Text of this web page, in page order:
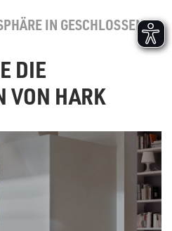
IN GESCHLOSSENEN
DIE
VON HARK